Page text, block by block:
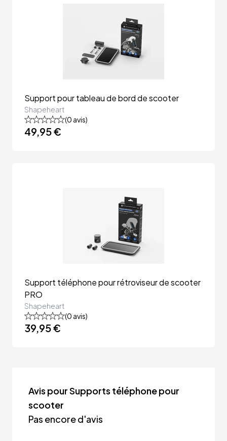
Support pour tableau de bord de scooter
Shapeheart
(0 avis)
49,95 €
Support téléphone pour rétroviseur de scooter
PRO
Shapeheart
(0 avis)
39,95 €
Avis pour Supports téléphone pour
scooter
Pas encore d'avis